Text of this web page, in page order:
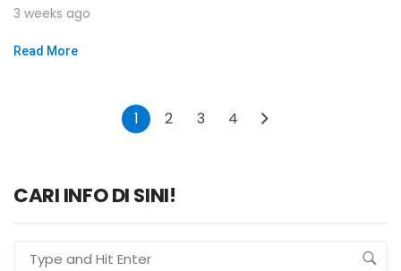
3 weeks ago
Read More
1 2 3 4
CARI INFO DI SINI!